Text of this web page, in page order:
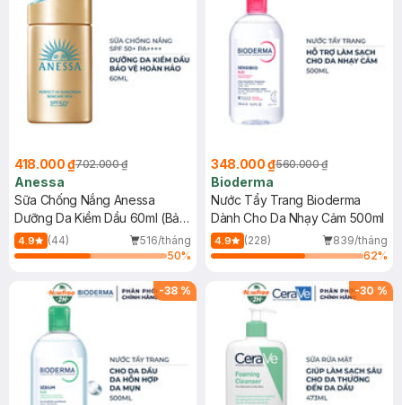
418.000 ₫702.000 ₫
Anessa
Sữa Chống Nắng Anessa
Dưỡng Da Kiềm Dầu 60ml (Bản
Mới)
4.9 (44)
516/tháng
50%
348.000 ₫560.000 ₫
Bioderma
Nước Tẩy Trang Bioderma
Dành Cho Da Nhạy Cảm 500ml
4.9 (228)
839/tháng
62%
-38 % -30 %